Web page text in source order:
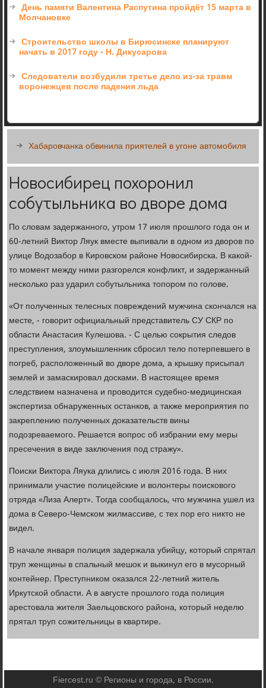
День памяти Валентина Распутина пройдёт 15 марта в
Молчановке
Строительство школы в Бирюсинске планируют
начать в 2017 году - Н. Дикусарова
Следователи возбудили третье дело из-за травм
воронежцев после падения льда
Хабаровчанка обвинила приятелей в угоне автомобиля
Новосибирец похоронил
собутыльника во дворе дома
По словам задержанного, утром 17 июля прошлого года он и
60-летний Виктор Ляук вместе выпивали в одном из дворов по
улице Водозабор в Кировском районе Новосибирска. В какой-
то момент между ними разгорелся конфликт, и задержанный
несколько раз ударил собутыльника топором по голове.
«От полученных телесных повреждений мужчина скончался на
месте, - говорит официальный представитель СУ СКР по
области Анастасия Кулешова. - С целью сокрытия следов
преступления, злоумышленник сбросил тело потерпевшего в
погреб, расположенный во дворе дома, а крышку присыпал
землей и замаскировал досками. В настоящее время
следствием назначена и проводится судебно-медицинская
экспертиза обнаруженных останков, а также мероприятия по
закреплению полученных доказательств вины
подозреваемого. Решается вопрос об избрании ему меры
пресечения в виде заключения под стражу».
Поиски Виктора Ляука длились с июля 2016 года. В них
принимали участие полицейские и волонтеры поискового
отряда «Лиза Алерт». Тогда сообщалось, что мужчина ушел из
дома в Северо-Чемском жилмассиве, с тех пор его никто не
видел.
В начале января полиция задержала убийцу, который спрятал
труп женщины в спальный мешок и выкинул его в мусорный
контейнер. Преступником оказался 22-летний житель
Иркутской области. А в августе прошлого года полиция
арестовала жителя Заельцовского района, который неделю
прятал труп сожительницы в квартире.
Fiercest.ru © Регионы и города, в России.